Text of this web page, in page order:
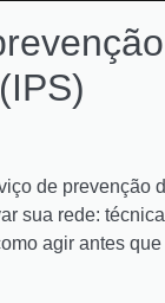
de prevenção
sua rede:
agir antes que